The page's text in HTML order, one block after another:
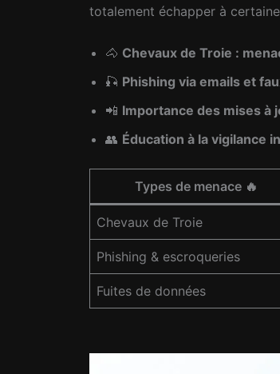
totalement échapper à
🐴 Chevaux de Troie :
🎣 Phishing via emails et
📲 Importance des mises à
👥 Éducation à la vigilance
Types de menace 🔥
Chevaux de Troie
Phishing & escroqueries
Fuites de données